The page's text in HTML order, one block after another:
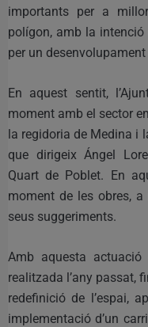
importants per a
polígon, amb la
per un
En aquest sentit,
moment amb el sector
la regidoria de Medina i
que dirigeix Ángel
Quart de Poblet. En
moment de les obres,
seus suggeriments.
Amb aquesta
realitzada l’any passat,
redefinició de l’espai,
implementació d’un